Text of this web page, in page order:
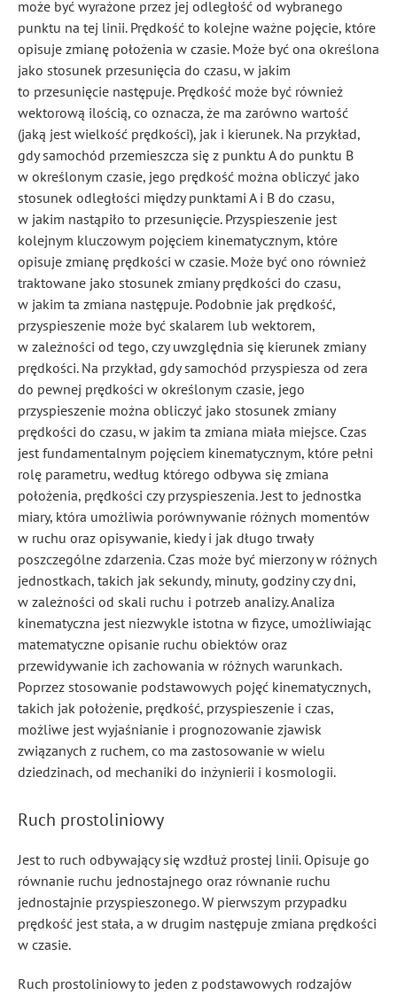
może być wyrażone przez jej odległość od wybranego
punktu na tej linii. Prędkość to kolejne ważne pojęcie, które
opisuje zmianę położenia w czasie. Może być ona określona
jako stosunek przesunięcia do czasu, w jakim
to przesunięcie następuje. Prędkość może być również
wektorową ilością, co oznacza, że ma zarówno wartość
(jaką jest wielkość prędkości), jak i kierunek. Na przykład,
gdy samochód przemieszcza się z punktu A do punktu B
w określonym czasie, jego prędkość można obliczyć jako
stosunek odległości między punktami A i B do czasu,
w jakim nastąpiło to przesunięcie. Przyspieszenie jest
kolejnym kluczowym pojęciem kinematycznym, które
opisuje zmianę prędkości w czasie. Może być ono również
traktowane jako stosunek zmiany prędkości do czasu,
w jakim ta zmiana następuje. Podobnie jak prędkość,
przyspieszenie może być skalarem lub wektorem,
w zależności od tego, czy uwzględnia się kierunek zmiany
prędkości. Na przykład, gdy samochód przyspiesza od zera
do pewnej prędkości w określonym czasie, jego
przyspieszenie można obliczyć jako stosunek zmiany
prędkości do czasu, w jakim ta zmiana miała miejsce. Czas
jest fundamentalnym pojęciem kinematycznym, które pełni
rolę parametru, według którego odbywa się zmiana
położenia, prędkości czy przyspieszenia. Jest to jednostka
miary, która umożliwia porównywanie różnych momentów
w ruchu oraz opisywanie, kiedy i jak długo trwały
poszczególne zdarzenia. Czas może być mierzony w różnych
jednostkach, takich jak sekundy, minuty, godziny czy dni,
w zależności od skali ruchu i potrzeb analizy. Analiza
kinematyczna jest niezwykle istotna w fizyce, umożliwiając
matematyczne opisanie ruchu obiektów oraz
przewidywanie ich zachowania w różnych warunkach.
Poprzez stosowanie podstawowych pojęć kinematycznych,
takich jak położenie, prędkość, przyspieszenie i czas,
możliwe jest wyjaśnianie i prognozowanie zjawisk
związanych z ruchem, co ma zastosowanie w wielu
dziedzinach, od mechaniki do inżynierii i kosmologii.
Ruch prostoliniowy
Jest to ruch odbywający się wzdłuż prostej linii. Opisuje go
równanie ruchu jednostajnego oraz równanie ruchu
jednostajnie przyspieszonego. W pierwszym przypadku
prędkość jest stała, a w drugim następuje zmiana prędkości
w czasie.
Ruch prostoliniowy to jeden z podstawowych rodzajów